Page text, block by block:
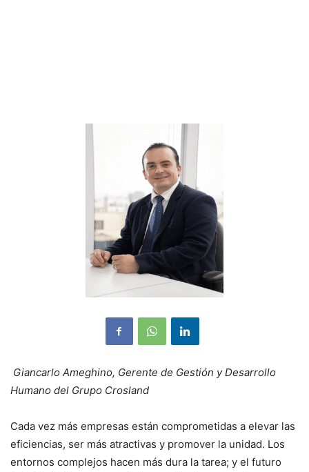
Giancarlo Ameghino, Gerente de Gestión y Desarrollo
Humano del Grupo Crosland
Cada vez más empresas están comprometidas a elevar las
eficiencias, ser más atractivas y promover la unidad. Los
entornos complejos hacen más dura la tarea; y el futuro